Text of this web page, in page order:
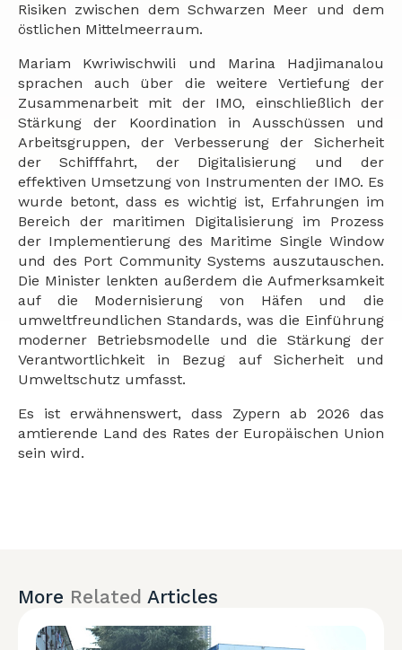
Risiken zwischen dem Schwarzen Meer und dem
östlichen Mittelmeerraum.
Mariam Kwriwischwili und Marina Hadjimanalou
sprachen auch über die weitere Vertiefung der
Zusammenarbeit mit der IMO, einschließlich der
Stärkung der Koordination in Ausschüssen und
Arbeitsgruppen, der Verbesserung der Sicherheit
der Schifffahrt, der Digitalisierung und der
effektiven Umsetzung von Instrumenten der IMO. Es
wurde betont, dass es wichtig ist, Erfahrungen im
Bereich der maritimen Digitalisierung im Prozess
der Implementierung des Maritime Single Window
und des Port Community Systems auszutauschen.
Die Minister lenkten außerdem die Aufmerksamkeit
auf die Modernisierung von Häfen und die
umweltfreundlichen Standards, was die Einführung
moderner Betriebsmodelle und die Stärkung der
Verantwortlichkeit in Bezug auf Sicherheit und
Umweltschutz umfasst.
Es ist erwähnenswert, dass Zypern ab 2026 das
amtierende Land des Rates der Europäischen Union
sein wird.
More Related Articles